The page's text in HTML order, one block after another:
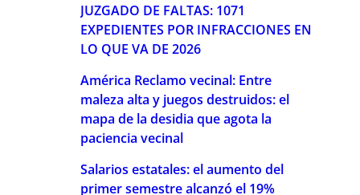
JUZGADO DE FALTAS: 1071
EXPEDIENTES POR INFRACCIONES EN
LO QUE VA DE 2026
América Reclamo vecinal: Entre
maleza alta y juegos destruidos: el
mapa de la desidia que agota la
paciencia vecinal
Salarios estatales: el aumento del
primer semestre alcanzó el 19%